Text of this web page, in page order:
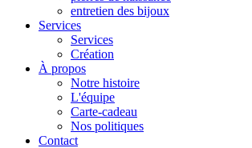
entretien des bijoux
Services
Services
Création
À propos
Notre histoire
L'équipe
Carte-cadeau
Nos politiques
Contact